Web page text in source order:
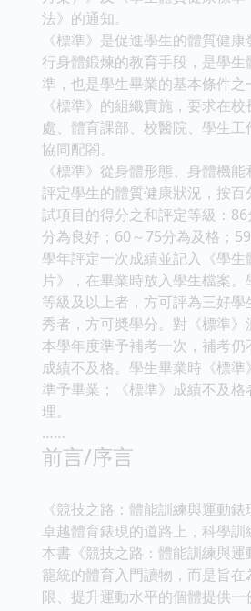
法》的通知。
《標準》是促進學生的體質健
行身體鍛煉的教育手段，是學
準，也是學生畢業的基本條件之
《標準》的組織實施，要求在
處、體育課部、校醫院、學生
協同配閤。
《標準》從身體形態、身體機
評定學生的體質健康狀況，按
試項目的得分之和評定等級：
分為良好；60～75分為及格；
學年評定一次成績並記入《學
片》，在畢業時放入學生檔案
等級及以上者，方可評為三好
秀者，方可奬學分。對《標準
本學年度準予補考一次，補考
成績不及格。學生畢業時《標準
準予畢業；《標準》成績不及
理。
……
前言/序言
《競技之路：體能訓練與運動
卓越體育錶現的道路上，科學訓
本書《競技之路：體能訓練與
籠統的體育入門讀物，而是旨
限、提升運動水平的個體提供一